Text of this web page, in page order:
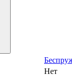
Нет